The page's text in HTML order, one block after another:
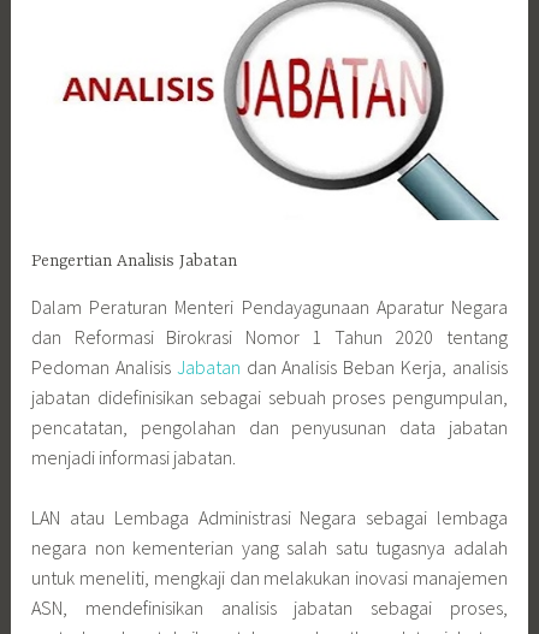
Pengertian Analisis Jabatan
Dalam Peraturan Menteri Pendayagunaan Aparatur Negara
dan Reformasi Birokrasi Nomor 1 Tahun 2020 tentang
Pedoman Analisis Jabatan dan Analisis Beban Kerja, analisis
jabatan didefinisikan sebagai sebuah proses pengumpulan,
pencatatan, pengolahan dan penyusunan data jabatan
menjadi informasi jabatan.
LAN atau Lembaga Administrasi Negara sebagai lembaga
negara non kementerian yang salah satu tugasnya adalah
untuk meneliti, mengkaji dan melakukan inovasi manajemen
ASN, mendefinisikan analisis jabatan sebagai proses,